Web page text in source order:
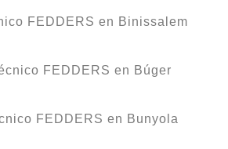
FEDDERS en Binissalem
FEDDERS en Búger
FEDDERS en Bunyola